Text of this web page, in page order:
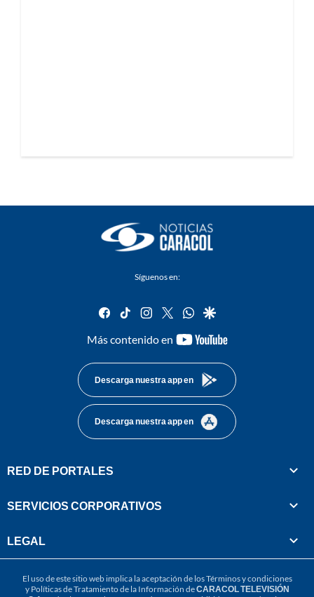
Síguenos en:
facebook
tiktok instagram
twitterwhatsapp
google
Más contenido en
youtube-
Descarga nuestra app en
Descarga nuestra app en
RED DE PORTALES
SERVICIOS CORPORATIVOS
LEGAL
El uso de este sitio web implica la aceptación de losTérminos y condiciones
y Políticas de Tratamiento de la Información deCARACOL TELEVISIÓN